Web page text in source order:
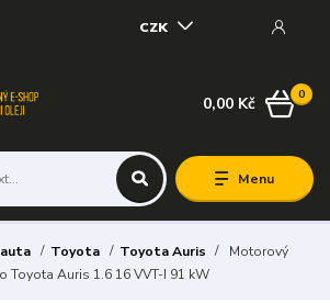
Menu
CZK
0
0,00 Kč
Toyota Toyota Auris
Motorový
Toyota Auris 1.6 16 VVT-I 91 kW